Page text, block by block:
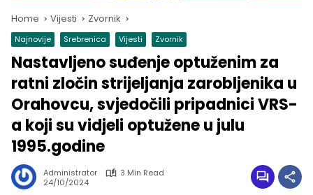
Home Vijesti Zvornik
Najnovije Srebrenica Vijesti Zvornik
Nastavljeno suđenje optuženim za
ratni zločin strijeljanja zarobljenika u
Orahovcu, svjedočili pripadnici VRS-
a koji su vidjeli optužene u julu
1995.godine
Administrator
3 Min Read
24/10/2024